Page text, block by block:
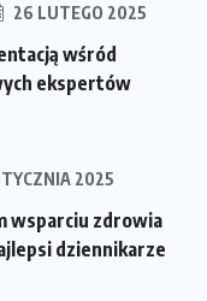
26 LUTEGO 2025
wśród
ekspertów
2025
wsparciu zdrowia
dziennikarze